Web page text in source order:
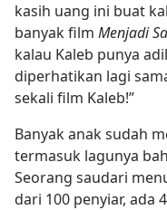
kasih uang ini buat
banyak film Menjadi
kalau Kaleb punya
diperhatikan lagi
sekali film Kaleb!”
Banyak anak sudah
termasuk lagunya
Seorang saudari
dari 100 penyiar, ada